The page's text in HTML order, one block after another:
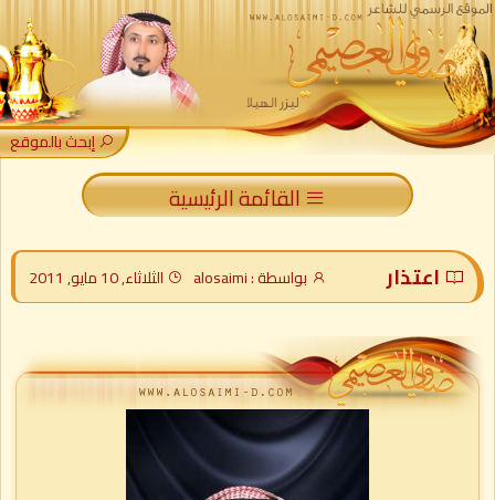
إبحث بالموقع
القائمة الرئيسية
اعتذار بواسطة : alosaimi الثلاثاء, 10 مايو, 2011